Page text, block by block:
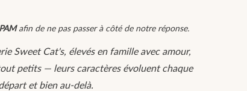
afin de ne pas passer à côté de notre réponse.
Sweet Cat's, élevés en famille avec amour,
petits — leurs caractères évoluent chaque
et bien au-delà.